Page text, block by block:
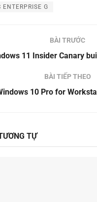
ENTERPRISE G
BÀI TRƯỚC
11 Insider Canary
BÀI TIẾP THEO
10 Pro for
TỰ